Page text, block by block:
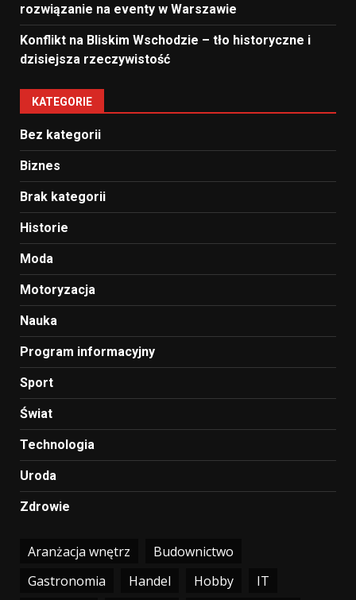
rozwiązanie na eventy w Warszawie
Konflikt na Bliskim Wschodzie – tło historyczne i
dzisiejsza rzeczywistość
KATEGORIE
Bez kategorii
Biznes
Brak kategorii
Historie
Moda
Motoryzacja
Nauka
Program informacyjny
Sport
Świat
Technologia
Uroda
Zdrowie
Aranżacja wnętrz
Budownictwo
Gastronomia
Handel Hobby
IT